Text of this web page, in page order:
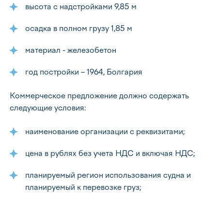
высота с надстройками 9,85 м
осадка в полном грузу 1,85 м
материал - железобетон
год постройки – 1964, Болгария
Коммерческое предложение должно содержать
следующие условия:
наименование организации с реквизитами;
цена в рублях без учета НДС и включая НДС;
планируемый регион использования судна и
планируемый к перевозке груз;